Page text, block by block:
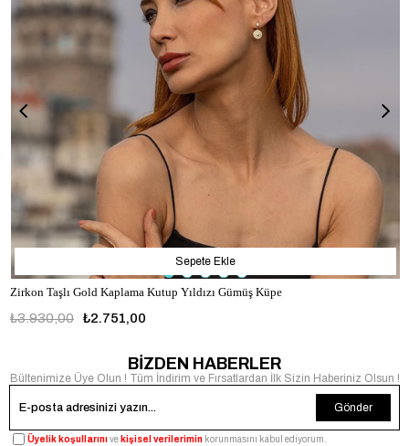
Zirkon Taşlı Gold Kaplama Kutup Yıldızı Gümüş Küpe
₺2.751,00
₺3.930,00
Sepete Ekle
BİZDEN HABERLER
Bültenimize Üye Olun ! Tüm İndirim ve Fırsatlardan İlk Sizin Haberiniz Olsun !
Gönder
Üyelik koşullarınıve kişisel verilerimin korunmasını kabul ediyorum.